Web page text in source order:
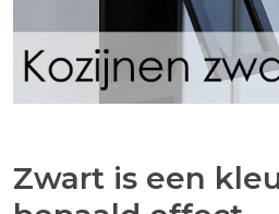
Zwart is een